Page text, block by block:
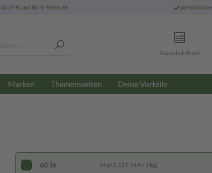
ab 29 € und für E-Rezepte persönliche
Rezept einlösen
Marken Themenwelten Deine Vorteile
60 St 14 g (1.117,14 € / 1 kg)